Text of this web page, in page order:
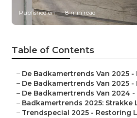
Published en 8 min read
Table of Contents
– De Badkamertrends Van 2025 -
– De Badkamertrends Van 2025 -
– De Badkamertrends Van 2024 -
– Badkamertrends 2025: Strakke
– Trendspecial 2025 - Restoring